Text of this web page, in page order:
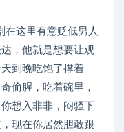
在这里有意贬低男人
，他就是想要让观
到晚吃饱了撑着
偷腥，吃着碗里，
想入非非，闷骚下
现在你居然胆敢跟